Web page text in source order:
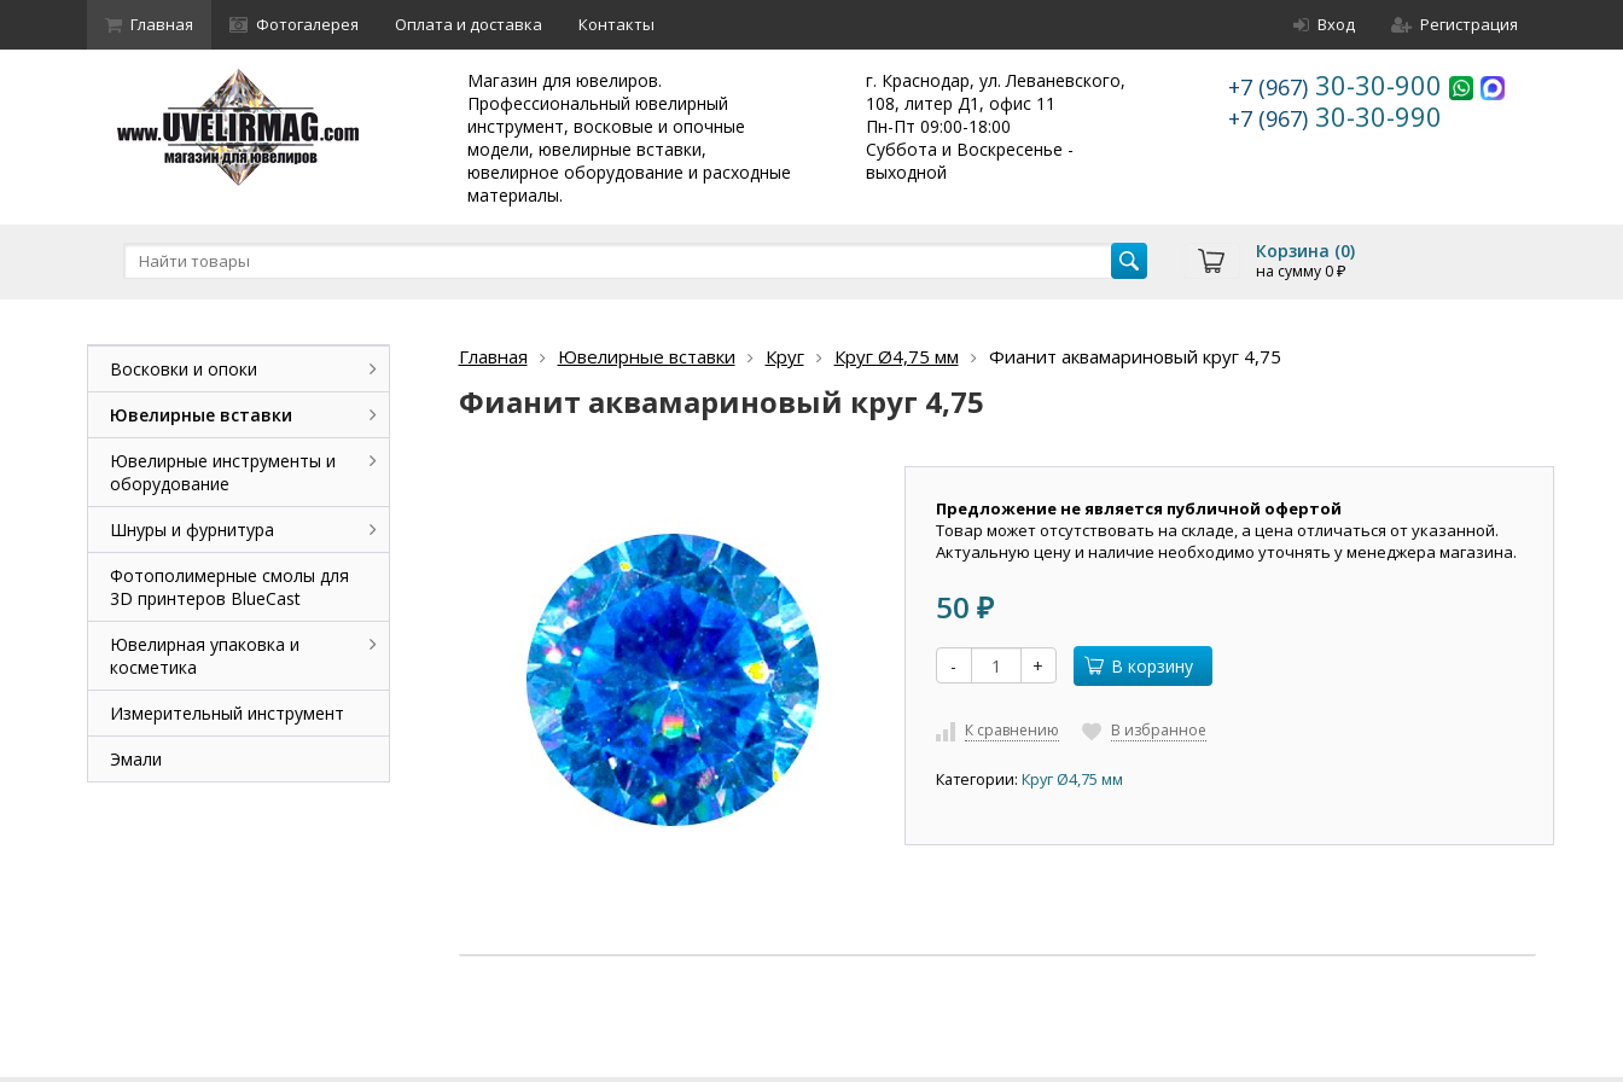
Главная Фотогалерея Оплата и доставка Контакты Вход Регистрация
Магазин для ювелиров.
Профессиональный ювелирный
инструмент, восковые и опочные
модели, ювелирные вставки,
ювелирное оборудование и расходные
материалы.
г. Краснодар, ул. Леваневского,
108, литер Д1, офис 11
Пн-Пт 09:00-18:00
Суббота и Воскресенье -
выходной
+7 (967) 30-30-900
+7 (967) 30-30-990
Корзина (0)
на сумму 0 ₽
Главная Ювелирные вставки Круг Круг Ø4,75 мм Фианит аквамариновый круг 4,75
Фианит аквамариновый круг 4,75
Предложение не является публичной офертой
Товар может отсутствовать на складе, а цена отличаться от указанной.
Актуальную цену и наличие необходимо уточнять у менеджера магазина.
50 ₽
- + В корзину
К сравнению В избранное
Категории: Круг Ø4,75 мм
Восковки и опоки
Ювелирные вставки
Ювелирные инструменты и
оборудование
Шнуры и фурнитура
Фотополимерные смолы для
3D принтеров BlueCast
Ювелирная упаковка и
косметика
Измерительный инструмент
Эмали